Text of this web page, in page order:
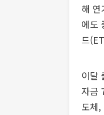
해 연
에도
드
이달
자금
도체